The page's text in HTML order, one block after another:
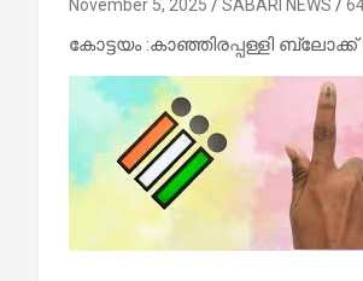
November 5, 2025 SABARI NEWS
കോട്ടയം :കാഞ്ഞിരപ്പള്ളി